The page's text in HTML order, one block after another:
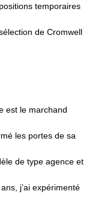
temporaires
de Cromwell
est le marchand
les portes de sa
de type agence et
j’ai expérimenté